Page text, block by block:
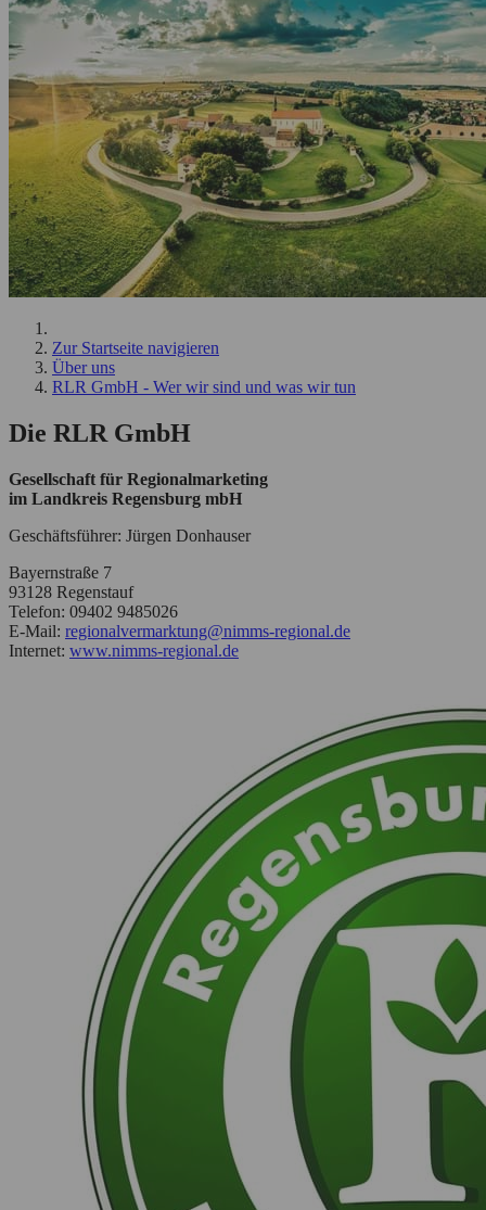
Zur Startseite navigieren
Über uns
RLR GmbH - Wer wir sind und was wir tun
Die RLR GmbH
Gesellschaft für Regionalmarketing
im Landkreis Regensburg mbH
Geschäftsführer: Jürgen Donhauser
Bayernstraße 7
93128 Regenstauf
Telefon: 09402 9485026
E-Mail: regionalvermarktung@nimms-regional.de
Internet: www.nimms-regional.de